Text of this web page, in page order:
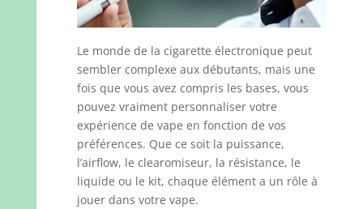
Le monde de la cigarette électronique peut
sembler complexe aux débutants, mais une
fois que vous avez compris les bases, vous
pouvez vraiment personnaliser votre
expérience de vape en fonction de vos
préférences. Que ce soit la puissance,
l’airflow, le clearomiseur, la résistance, le
liquide ou le kit, chaque élément a un rôle à
jouer dans votre vape.